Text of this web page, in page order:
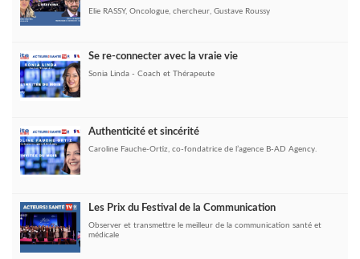
Elie RASSY, Oncologue, chercheur, Gustave Roussy
Se re-connecter avec la vraie vie
Sonia Linda - Coach et Thérapeute
Authenticité et sincérité
Caroline Fauche-Ortiz, co-fondatrice de l’agence B-AD Agency.
Les Prix du Festival de la Communication
Observer et transmettre le meilleur de la communication santé et
médicale